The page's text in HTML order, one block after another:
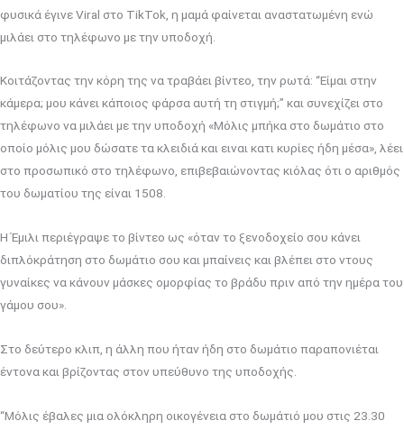
φυσικά έγινε Viral στο TikTok, η μαμά φαίνεται αναστατωμένη ενώ
μιλάει στο τηλέφωνο με την υποδοχή.
Κοιτάζοντας την κόρη της να τραβάει βίντεο, την ρωτά: “Είμαι στην
κάμερα; μου κάνει κάποιος φάρσα αυτή τη στιγμή;” και συνεχίζει στο
τηλέφωνο να μιλάει με την υποδοχή «Μόλις μπήκα στο δωμάτιο στο
οποίο μόλις μου δώσατε τα κλειδιά και ειναι κατι κυρίες ήδη μέσα», λέει
στο προσωπικό στο τηλέφωνο, επιβεβαιώνοντας κιόλας ότι ο αριθμός
του δωματίου της είναι 1508.
Η Έμιλι περιέγραψε το βίντεο ως «όταν το ξενοδοχείο σου κάνει
διπλόκράτηση στο δωμάτιο σου και μπαίνεις και βλέπει στο ντους
γυναίκες να κάνουν μάσκες ομορφίας το βράδυ πριν από την ημέρα του
γάμου σου».
Στο δεύτερο κλιπ, η άλλη που ήταν ήδη στο δωμάτιο παραπονιέται
έντονα και βρίζοντας στον υπεύθυνο της υποδοχής.
“Μόλις έβαλες μια ολόκληρη οικογένεια στο δωμάτιό μου στις 23.30